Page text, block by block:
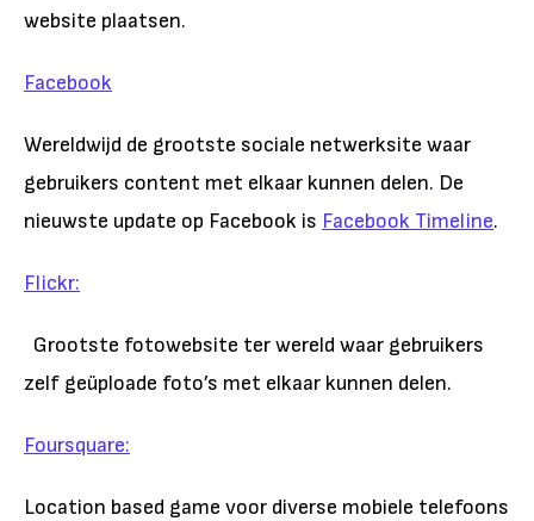
website plaatsen.
Facebook
Wereldwijd de grootste sociale netwerksite waar
gebruikers content met elkaar kunnen delen. De
nieuwste update op Facebook is Facebook Timeline.
Flickr:
Grootste fotowebsite ter wereld waar gebruikers
zelf geüploade foto’s met elkaar kunnen delen.
Foursquare:
Location based game voor diverse mobiele telefoons